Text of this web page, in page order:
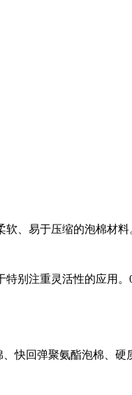
软、易于压缩的泡棉材
特别注重灵活性的应用
快回弹聚氨酯泡棉、硬